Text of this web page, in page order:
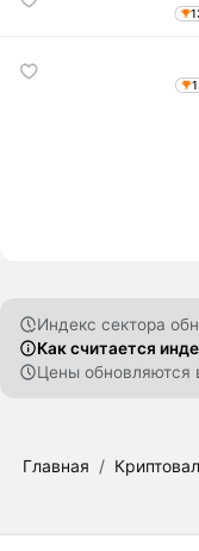
Индекс сектора
Как считается
Цены обновляются
Главная /